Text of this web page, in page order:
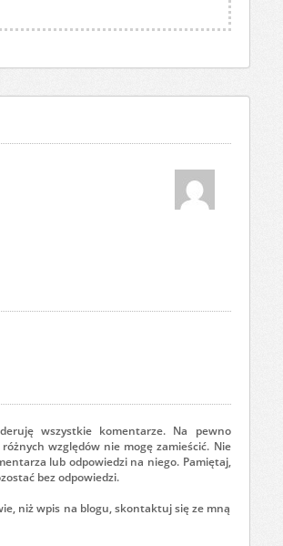
wszystkie komentarze. Na pewno
względów nie mogę zamieścić. Nie
lub odpowiedzi na niego. Pamiętaj,
bez odpowiedzi.
niż wpis na blogu, skontaktuj się ze mną